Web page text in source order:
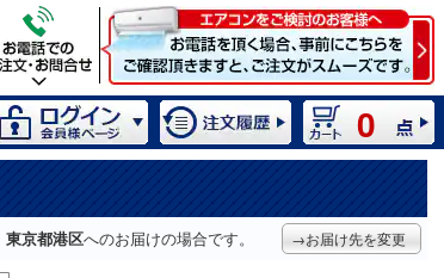
0
東京都港区へのお届けの場合です。 →お届け先を変更